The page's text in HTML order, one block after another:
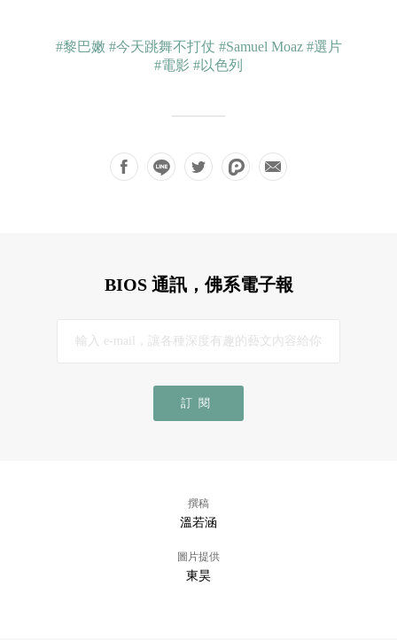
#黎巴嫩 #今天跳舞不打仗 #Samuel Moaz #選片
#電影 #以色列
BIOS 通訊，佛系電子報
訂閱
撰稿
溫若涵
圖片提供
東昊